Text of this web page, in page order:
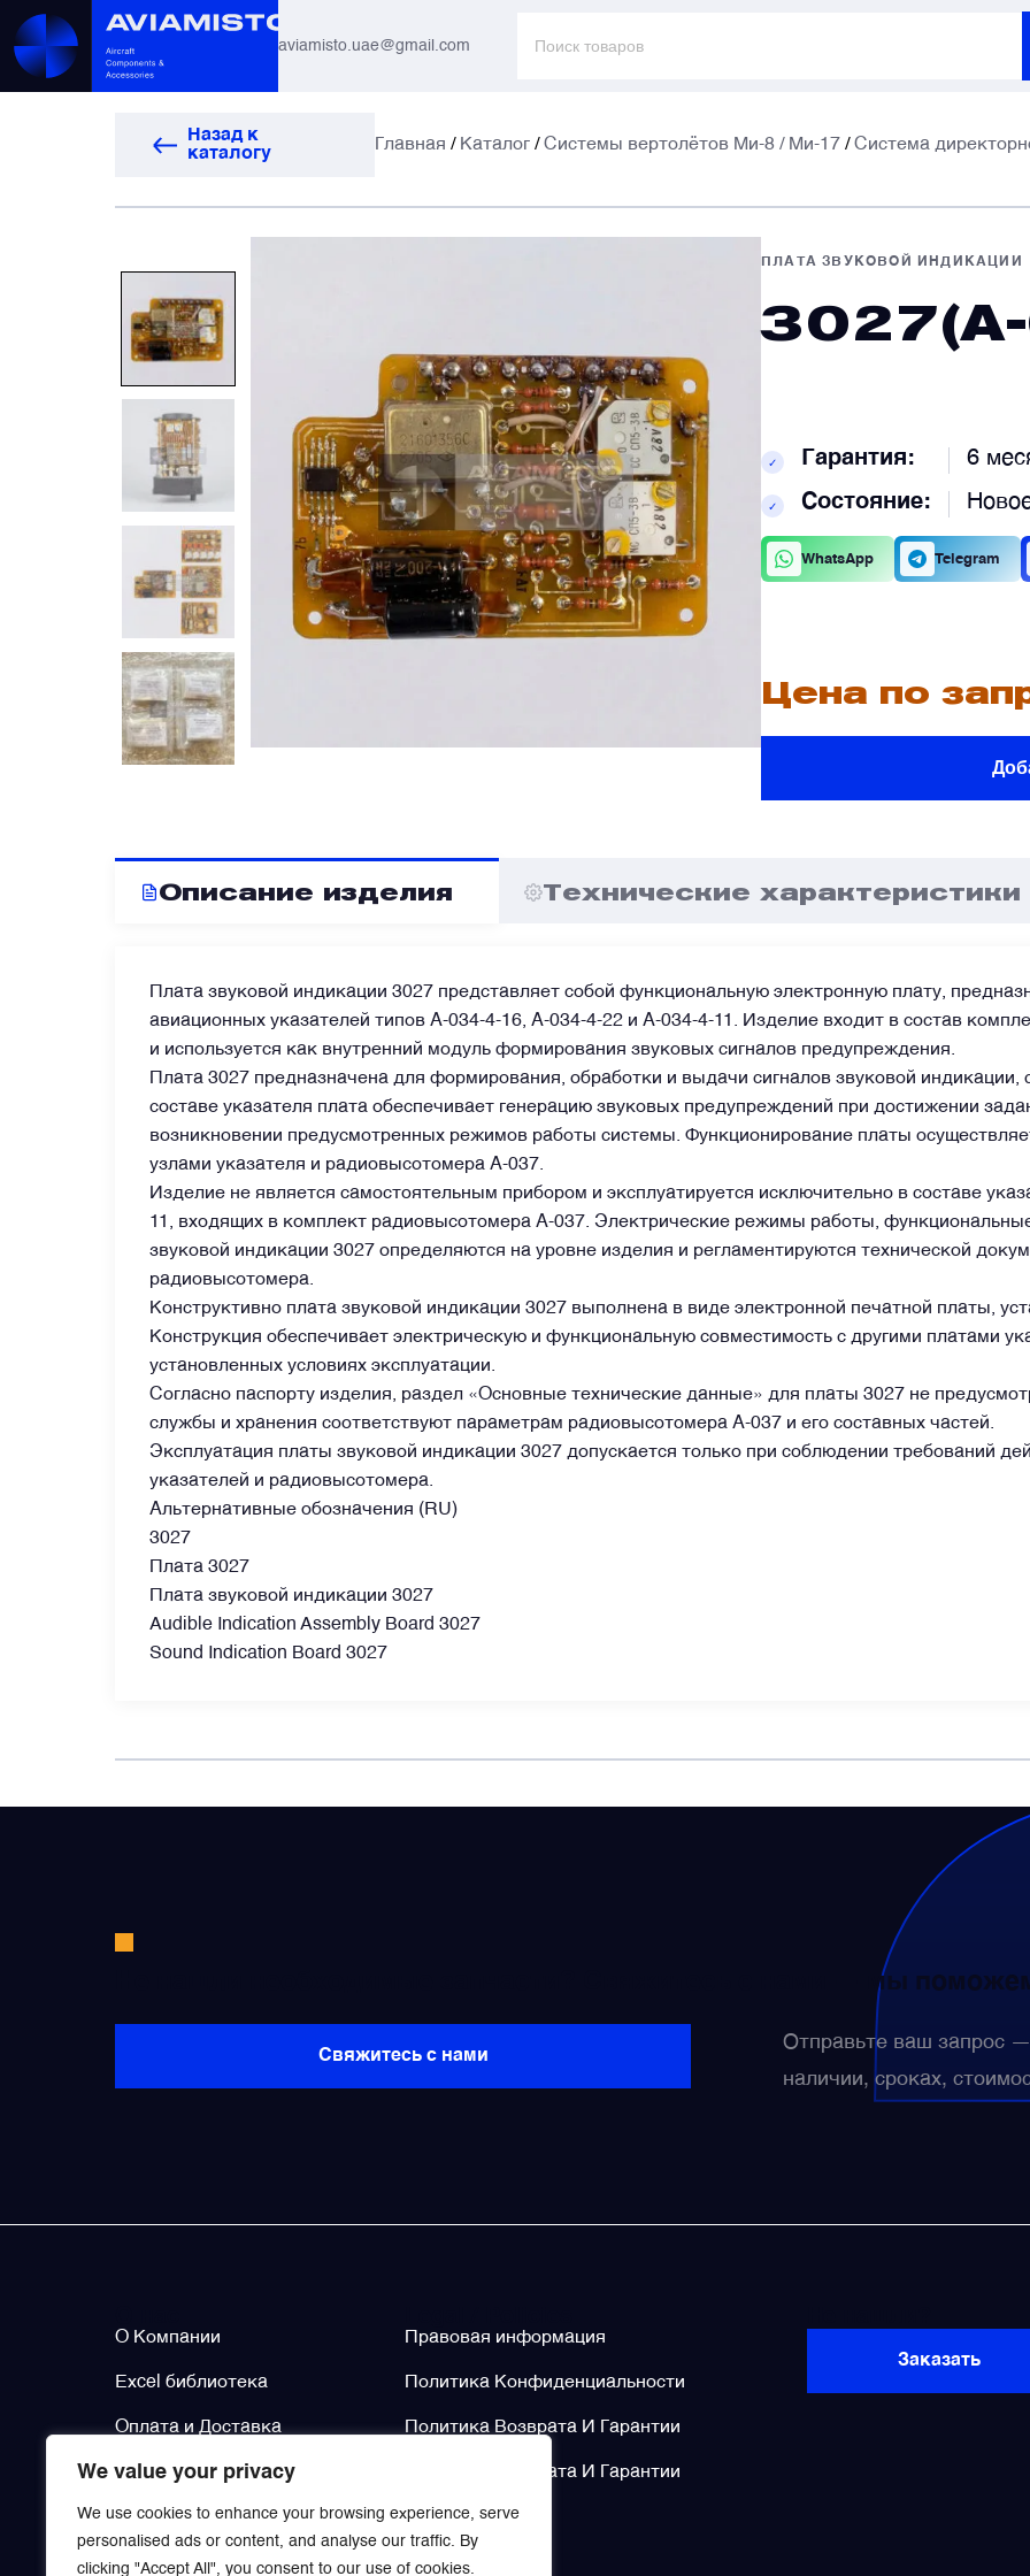
We value your privacy
We use cookies to enhance your browsing experience, serve
personalised ads or content, and analyse our traffic. By
clicking "Accept All", you consent to our use of cookies.
aviamisto.uae@gmail.com
Назад к
каталогу
Главная / Каталог /Системы вертолётов Ми-8 / Ми-17 /Система
ПЛАТА ЗВУКОВОЙ ИНДИКАЦИИ
✓ Гарантия: 6
✓ Состояние:
WhatsApp Telegram
Цена по
Описание изделия Технические характеристики
Плата звуковой индикации 3027 представляет собой функциональную электронную плату,
авиационных указателей типов А-034-4-16, А-034-4-22 и А-034-4-11. Изделие входит в состав
и используется как внутренний модуль формирования звуковых сигналов предупреждения.
Плата 3027 предназначена для формирования, обработки и выдачи сигналов звуковой
составе указателя плата обеспечивает генерацию звуковых предупреждений при достижении
возникновении предусмотренных режимов работы системы. Функционирование платы
узлами указателя и радиовысотомера А-037.
Изделие не является самостоятельным прибором и эксплуатируется исключительно в составе
11, входящих в комплект радиовысотомера А-037. Электрические режимы работы,
звуковой индикации 3027 определяются на уровне изделия и регламентируются технической
радиовысотомера.
Конструктивно плата звуковой индикации 3027 выполнена в виде электронной печатной платы,
Конструкция обеспечивает электрическую и функциональную совместимость с другими платами
установленных условиях эксплуатации.
Согласно паспорту изделия, раздел «Основные технические данные» для платы 3027 не
службы и хранения соответствуют параметрам радиовысотомера А-037 и его составных частей.
Эксплуатация платы звуковой индикации 3027 допускается только при соблюдении требований
указателей и радиовысотомера.
Альтернативные обозначения (RU)
3027
Плата 3027
Плата звуковой индикации 3027
Audible Indication Assembly Board 3027
Sound Indication Board 3027
Не нашли необходимые запчасти? Свяжитесь с нами — мы
Свяжитесь с нами
Отправьте ваш запрос
наличии, сроках,
О Компании
Excel библиотека
Оплата и Доставка
Контакты
Правовая информация
Политика Конфиденциальности
Политика Возврата И Гарантии
Политика Возврата И Гарантии
Заказать
Авиагоризонты
Автоматы защиты
Антенны и системы
Блоки запуска и пусковые панели
Блоки управления
Бортовые самописцы и регистраторы
Высотомеры и указатели
Датчики
Краны и клапаны
Модули
Монтажные рамы
Наземное вспомогательное оборудование
Насосы и регуляторы
Панели управления
Преобразователи напряжения
Приёмники температуры и давления
Прочие авиационные компоненты
Фары, лампы, маяки
Фильтры и фильтроэлементы